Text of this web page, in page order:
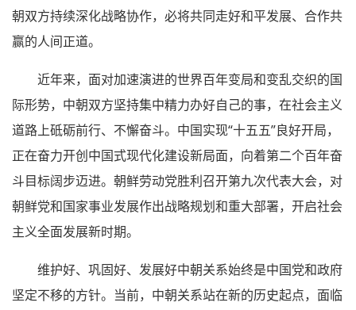
朝双方持续深化战略协作，必将共同走好和平发展、合作共
赢的人间正道。
近年来，面对加速演进的世界百年变局和变乱交织的国
际形势，中朝双方坚持集中精力办好自己的事，在社会主义
道路上砥砺前行、不懈奋斗。中国实现“十五五”良好开局，
正在奋力开创中国式现代化建设新局面，向着第二个百年奋
斗目标阔步迈进。朝鲜劳动党胜利召开第九次代表大会，对
朝鲜党和国家事业发展作出战略规划和重大部署，开启社会
主义全面发展新时期。
维护好、巩固好、发展好中朝关系始终是中国党和政府
坚定不移的方针。当前，中朝关系站在新的历史起点，面临